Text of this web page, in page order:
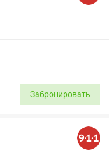
Забронировать